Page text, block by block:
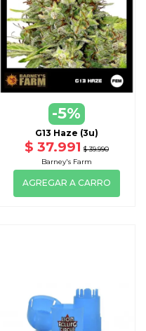
-5%
G13 Haze (3u)
$ 37.991 $ 39.990
Barney's Farm
AGREGAR A CARRO